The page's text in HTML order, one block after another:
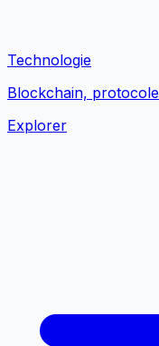
Technologie
Blockchain,
Explorer